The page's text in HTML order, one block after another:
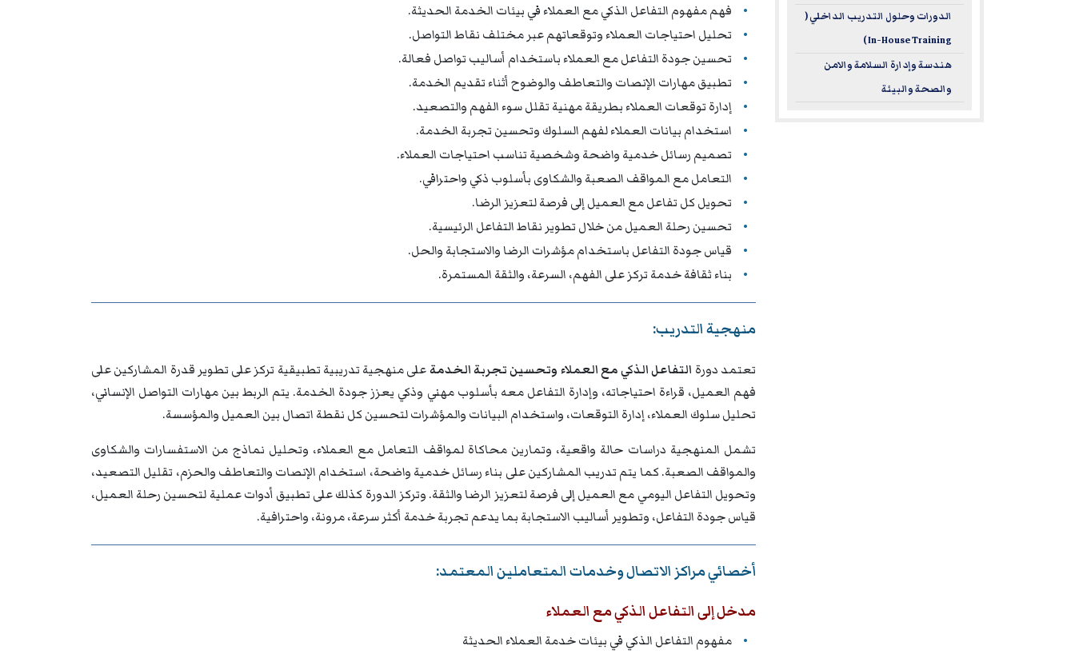
فهم مفهوم التفاعل الذكي مع العملاء في بيئات الخدمة الحديثة.
تحليل احتياجات العملاء وتوقعاتهم عبر مختلف نقاط التواصل.
تحسين جودة التفاعل مع العملاء باستخدام أساليب تواصل فعالة.
تطبيق مهارات الإنصات والتعاطف والوضوح أثناء تقديم الخدمة.
إدارة توقعات العملاء بطريقة مهنية تقلل سوء الفهم والتصعيد.
استخدام بيانات العملاء لفهم السلوك وتحسين تجربة الخدمة.
تصميم رسائل خدمية واضحة وشخصية تناسب احتياجات العملاء.
التعامل مع المواقف الصعبة والشكاوى بأسلوب ذكي واحترافي.
تحويل كل تفاعل مع العميل إلى فرصة لتعزيز الرضا.
تحسين رحلة العميل من خلال تطوير نقاط التفاعل الرئيسية.
قياس جودة التفاعل باستخدام مؤشرات الرضا والاستجابة والحل.
بناء ثقافة خدمة تركز على الفهم، السرعة، والثقة المستمرة.
منهجية التدريب:
تعتمد دورة التفاعل الذكي مع العملاء وتحسين تجربة الخدمةعلى منهجية تدريبية تطبيقية تركز على تطوير قدرة المشاركين على
فهم العميل، قراءة احتياجاته، وإدارة التفاعل معه بأسلوب مهني وذكي يعزز جودة الخدمة. يتم الربط بين مهارات التواصل الإنساني،
تحليل سلوك العملاء، إدارة التوقعات، واستخدام البيانات والمؤشرات لتحسين كل نقطة اتصال بين العميل والمؤسسة.
تشمل المنهجية دراسات حالة واقعية، وتمارين محاكاة لمواقف التعامل مع العملاء، وتحليل نماذج من الاستفسارات والشكاوى
والمواقف الصعبة. كما يتم تدريب المشاركين على بناء رسائل خدمية واضحة، استخدام الإنصات والتعاطف والحزم، تقليل التصعيد،
وتحويل التفاعل اليومي مع العميل إلى فرصة لتعزيز الرضا والثقة. وتركز الدورة كذلك على تطبيق أدوات عملية لتحسين رحلة العميل،
قياس جودة التفاعل، وتطوير أساليب الاستجابة بما يدعم تجربة خدمة أكثر سرعة، مرونة، واحترافية.
أخصائي مراكز الاتصال وخدمات المتعاملين المعتمد:
مدخل إلى التفاعل الذكي مع العملاء
مفهوم التفاعل الذكي في بيئات خدمة العملاء الحديثة
الدورات وحلول التدريب الداخلي (
In-House Training )
هندسة وإدارة السلامة والامن
والصحة والبيئة